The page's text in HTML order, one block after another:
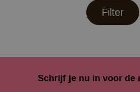
Filter
Schrijf je nu in voor de